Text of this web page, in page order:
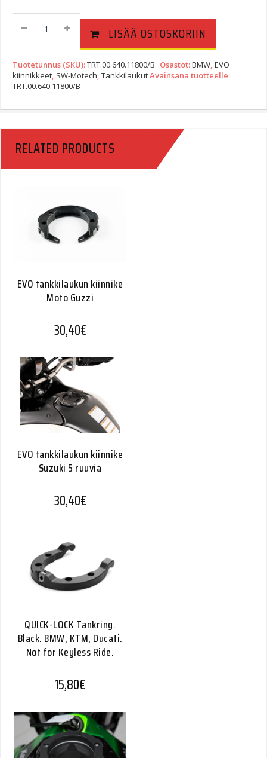
Tankkilaukun
BMW
F650ST/Funduro
5
Quantity
LISÄÄ OSTOSKORIIN
Tuotetunnus (SKU):TRT.00.640.11800/B Osastot:BMW EVO
kiinnikkeet SW-Motech TankkilaukutAvainsana tuotteelle
TRT.00.640.11800/B
RELATED PRODUCTS
EVO tankkilaukun kiinnike
Moto Guzzi
30,40€
EVO tankkilaukun kiinnike
Suzuki 5 ruuvia
30,40€
QUICK-LOCK Tankring.
Black. BMW, KTM, Ducati.
Not for Keyless Ride.
15,80€